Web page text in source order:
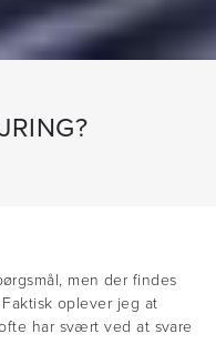
men der findes
oplever jeg at
har svært ved at svare